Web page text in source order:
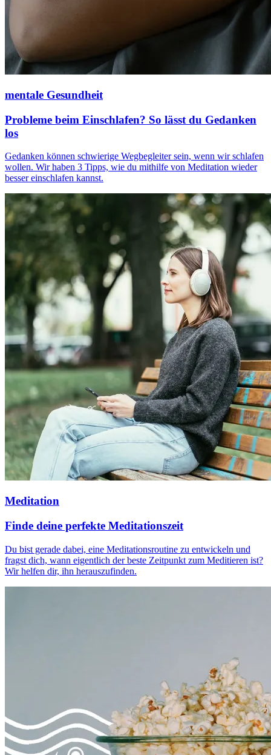
mentale Gesundheit
Probleme beim Einschlafen? So lässt du Gedanken
los
Gedanken können schwierige Wegbegleiter sein, wenn wir schlafen
wollen. Wir haben 3 Tipps, wie du mithilfe von Meditation wieder
besser einschlafen kannst.
Meditation
Finde deine perfekte Meditationszeit
Du bist gerade dabei, eine Meditationsroutine zu entwickeln und
fragst dich, wann eigentlich der beste Zeitpunkt zum Meditieren ist?
Wir helfen dir, ihn herauszufinden.